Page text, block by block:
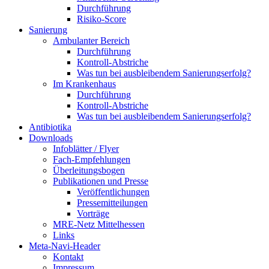
Durchführung
Risiko-Score
Sanierung
Ambulanter Bereich
Durchführung
Kontroll-Abstriche
Was tun bei ausbleibendem Sanierungserfolg?
Im Krankenhaus
Durchführung
Kontroll-Abstriche
Was tun bei ausbleibendem Sanierungserfolg?
Antibiotika
Downloads
Infoblätter / Flyer
Fach-Empfehlungen
Überleitungsbogen
Publikationen und Presse
Veröffentlichungen
Pressemitteilungen
Vorträge
MRE-Netz Mittelhessen
Links
Meta-Navi-Header
Kontakt